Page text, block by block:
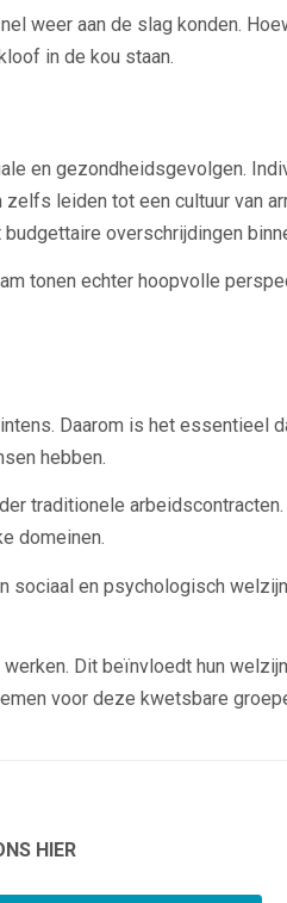
weer aan de slag konden.
in de kou staan.
en gezondheidsgevolgen.
leiden tot een cultuur van
overschrijdingen
tonen echter hoopvolle
Daarom is het essentieel
hebben.
traditionele
domeinen.
sociaal en psychologisch
Dit beïnvloedt hun
voor deze kwetsbare
HIER